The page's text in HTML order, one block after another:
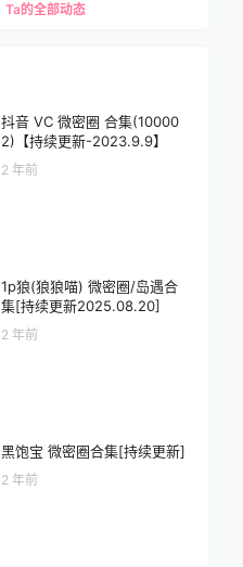
Ta的全部动态
抖音 VC 微密圈 合集(10000
2)【持续更新-2023.9.9】
2 年前
1p狼(狼狼喵) 微密圈/岛遇合
集[持续更新2025.08.20]
2 年前
黑饱宝 微密圈合集[持续更新]
2 年前